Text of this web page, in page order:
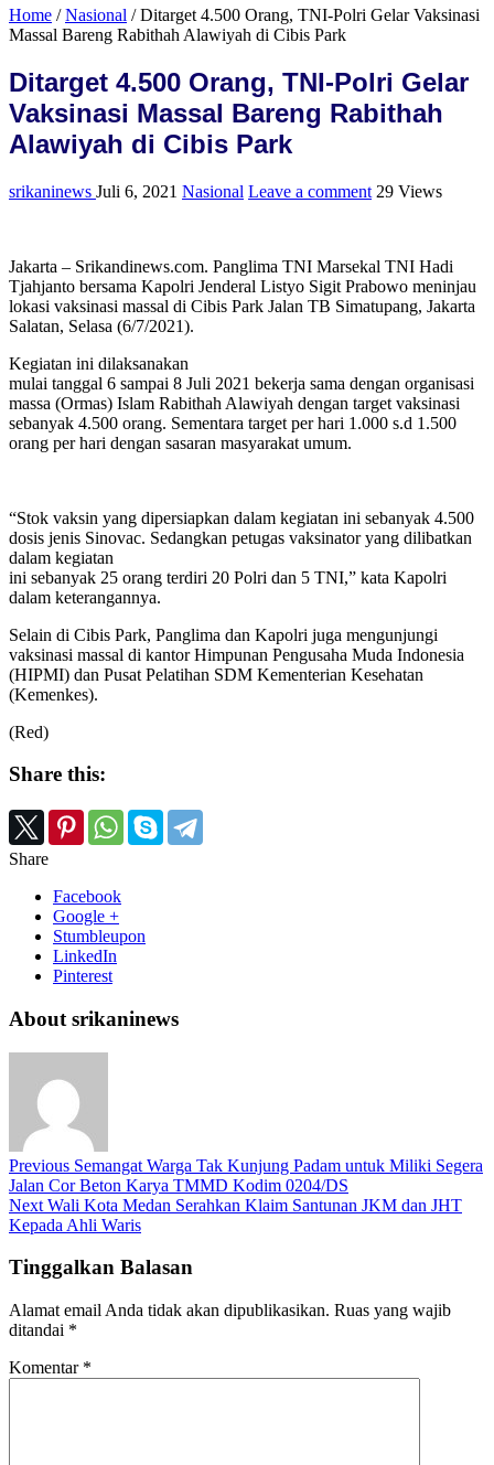
Home / Nasional / Ditarget 4.500 Orang, TNI-Polri Gelar Vaksinasi
Massal Bareng Rabithah Alawiyah di Cibis Park
Ditarget 4.500 Orang, TNI-Polri Gelar
Vaksinasi Massal Bareng Rabithah
Alawiyah di Cibis Park
srikaninews Juli 6, 2021 Nasional Leave a comment 29 Views
Jakarta – Srikandinews.com. Panglima TNI Marsekal TNI Hadi
Tjahjanto bersama Kapolri Jenderal Listyo Sigit Prabowo meninjau
lokasi vaksinasi massal di Cibis Park Jalan TB Simatupang, Jakarta
Salatan, Selasa (6/7/2021).
Kegiatan ini dilaksanakan
mulai tanggal 6 sampai 8 Juli 2021 bekerja sama dengan organisasi
massa (Ormas) Islam Rabithah Alawiyah dengan target vaksinasi
sebanyak 4.500 orang. Sementara target per hari 1.000 s.d 1.500
orang per hari dengan sasaran masyarakat umum.
“Stok vaksin yang dipersiapkan dalam kegiatan ini sebanyak 4.500
dosis jenis Sinovac. Sedangkan petugas vaksinator yang dilibatkan
dalam kegiatan
ini sebanyak 25 orang terdiri 20 Polri dan 5 TNI,” kata Kapolri
dalam keterangannya.
Selain di Cibis Park, Panglima dan Kapolri juga mengunjungi
vaksinasi massal di kantor Himpunan Pengusaha Muda Indonesia
(HIPMI) dan Pusat Pelatihan SDM Kementerian Kesehatan
(Kemenkes).
(Red)
Share this:
Share
Facebook
Google +
Stumbleupon
LinkedIn
Pinterest
About srikaninews
Previous Semangat Warga Tak Kunjung Padam untuk Miliki Segera
Jalan Cor Beton Karya TMMD Kodim 0204/DS
Next Wali Kota Medan Serahkan Klaim Santunan JKM dan JHT
Kepada Ahli Waris
Tinggalkan Balasan
Alamat email Anda tidak akan dipublikasikan. Ruas yang wajib
ditandai *
Komentar *